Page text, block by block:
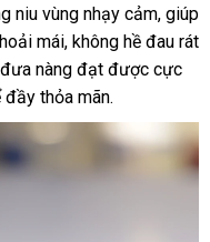
chữa
chữa
hàng
niu vùng nhạy cảmvận
chuyển
, giúp
máisản
xuất
, không hề đau rát
nàng đạt xách
tay
được cực
thỏa mãn.